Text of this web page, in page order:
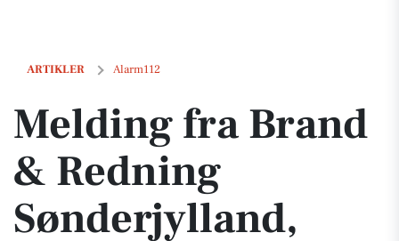
ARTIKLER Alarm112
Melding fra Brand & Redning Sønderjylland, tirsdag, kl. 21:14
Melding fra Brand
& Redning
Sønderjylland,